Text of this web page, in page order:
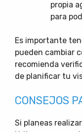
propia
para
Es importante
pueden cambiar
recomienda
de planificar tu
CONSEJOS
Si planeas